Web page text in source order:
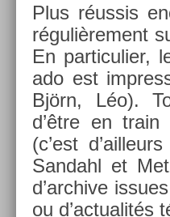
Plus réussis
réguliè­re­ment
En par­ticuli­er,
ado est
Björn, Léo).
d’être en train
(c’est
San­dahl et
d’archive
ou d’ac­tualités